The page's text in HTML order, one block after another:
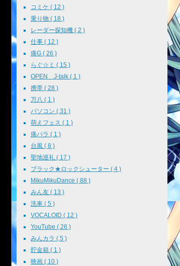
コミケ ( 12 )
乗り物 ( 18 )
レーダー探知機 ( 2 )
仕事 ( 12 )
痛G ( 26 )
らぐ☆ミ ( 15 )
OPEN J-talk ( 1 )
携帯 ( 28 )
万八 ( 1 )
パソコン ( 31 )
萌えフェス ( 1 )
痛パラ ( 1 )
台風 ( 8 )
聖地巡礼 ( 17 )
ブラック★ロックシューター ( 4 )
MikuMikuDance ( 88 )
みん友 ( 13 )
洗車 ( 5 )
VOCALOID ( 12 )
YouTube ( 26 )
みんカラ ( 5 )
貯金箱 ( 1 )
映画 ( 10 )